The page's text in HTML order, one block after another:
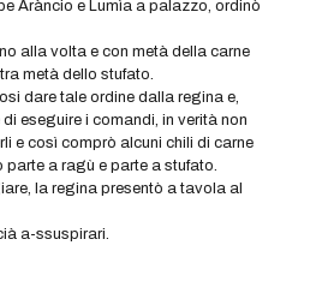
Aràncio e Lumìa a palazzo, ordinò
alla volta e con metà della carne
metà dello stufato.
dare tale ordine dalla regina e,
eseguire i comandi, in verità non
e così comprò alcuni chili di carne
a ragù e parte a stufato.
la regina presentò a tavola al
a-ssuspirari.